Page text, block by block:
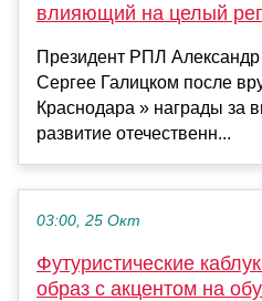
влияющий на целый
Президент РПЛ
Сергее Галицком после
Краснодара » награды за
развитие отечественн...
03:00, 25 Окт
Футуристические
образ с акцентом на